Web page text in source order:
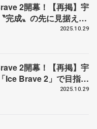
2開幕！【再掲】宇
完成〟の先に見据える
ダンス挑戦の「驚き
2025.10.29
2開幕！【再掲】宇
Ice Brave 2」で目指す
不在の）ステファン
2025.10.29